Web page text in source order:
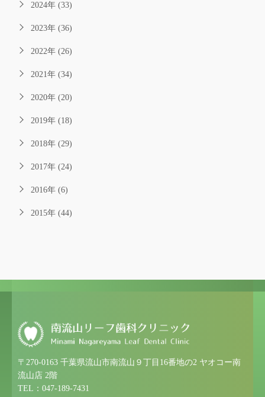
2024年 (33)
2023年 (36)
2022年 (26)
2021年 (34)
2020年 (20)
2019年 (18)
2018年 (29)
2017年 (24)
2016年 (6)
2015年 (44)
〒270-0163 千葉県流山市南流山９丁目16番地の2 ヤオコー南
流山店 2階
TEL：047-189-7431